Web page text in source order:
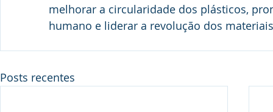
melhorar a circularidade dos plásticos,
humano e liderar a revolução dos
Posts recentes